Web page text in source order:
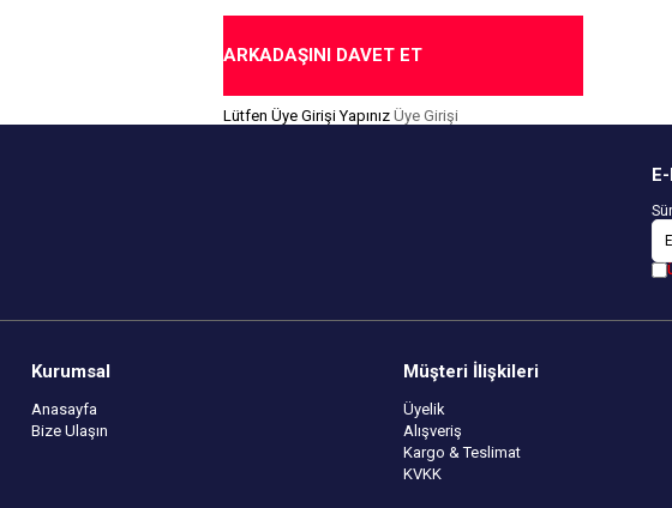
ARKADAŞINI DAVET ET
Lütfen Üye Girişi Yapınız Üye Girişi
Kurumsal
Anasayfa
Bize Ulaşın
Müşteri İlişkileri
Üyelik
Alışveriş
Kargo & Teslimat
KVKK